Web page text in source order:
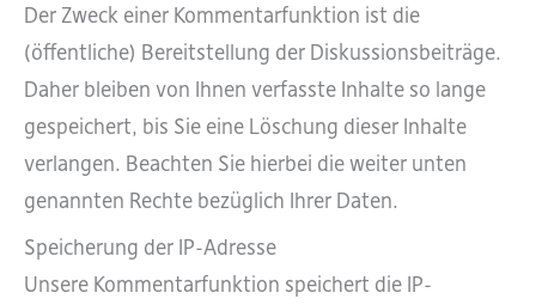
Der Zweck einer Kommentarfunktion ist die
(öffentliche) Bereitstellung der Diskussionsbeiträge.
Daher bleiben von Ihnen verfasste Inhalte so lange
gespeichert, bis Sie eine Löschung dieser Inhalte
verlangen. Beachten Sie hierbei die weiter unten
genannten Rechte bezüglich Ihrer Daten.
Speicherung der IP-Adresse
Unsere Kommentarfunktion speichert die IP-